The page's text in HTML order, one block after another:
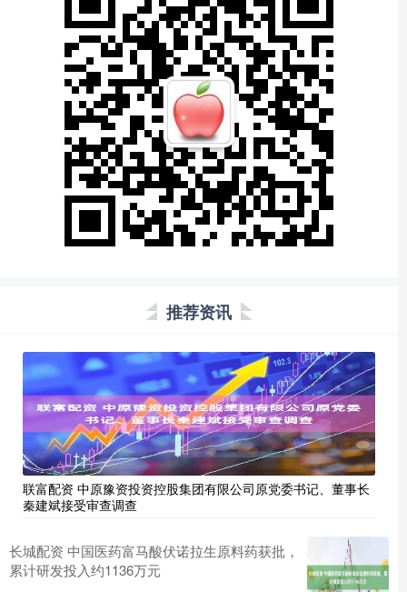
推荐资讯
联富配资 中原豫资投资控股集团有限公司原党委书记、董事长
秦建斌接受审查调查
长城配资 中国医药富马酸伏诺拉生原料药获批，
累计研发投入约1136万元